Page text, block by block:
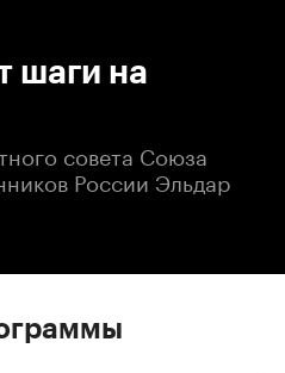
шаги на
совета Союза
России Эльдар